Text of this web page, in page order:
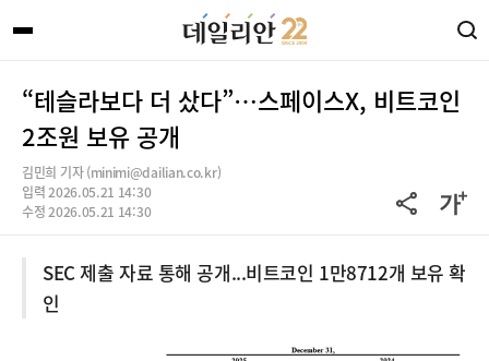
“테슬라보다 더 샀다”…스페이스X, 비트코인
2조원 보유 공개
김민희 기자 (minimi@dailian.co.kr)
입력 2026.05.21 14:30
수정 2026.05.21 14:30
SEC 제출 자료 통해 공개...비트코인 1만8712개 보유 확
인